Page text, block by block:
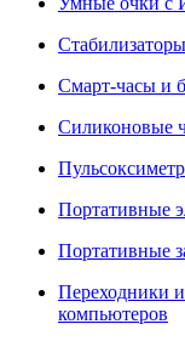
Смарт-часы и
Силиконовые
Портативные
Портативные
Переходники
компьютеров